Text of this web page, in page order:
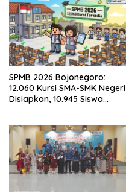
SPMB 2026 Bojonegoro:
12.060 Kursi SMA-SMK Negeri
Disiapkan, 10.945 Siswa